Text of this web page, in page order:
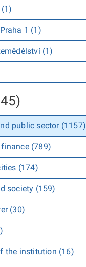
1 (1)
(1)
public sector (1157)
(789)
(174)
society (159)
(30)
the institution (16)